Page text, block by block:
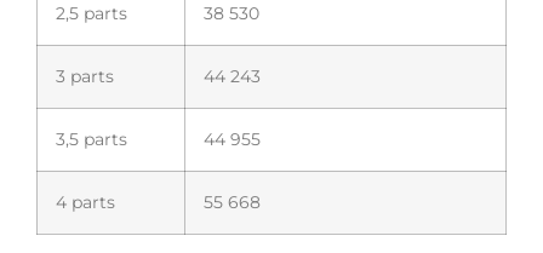
2,5 parts 38 530
3 parts 44 243
3,5 parts 44 955
4 parts 55 668